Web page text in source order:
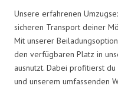
Unsere erfahrenen
sicheren Transport deiner
Mit unserer
den verfügbaren Platz in
ausnutzt. Dabei profitierst
und unserem umfassenden